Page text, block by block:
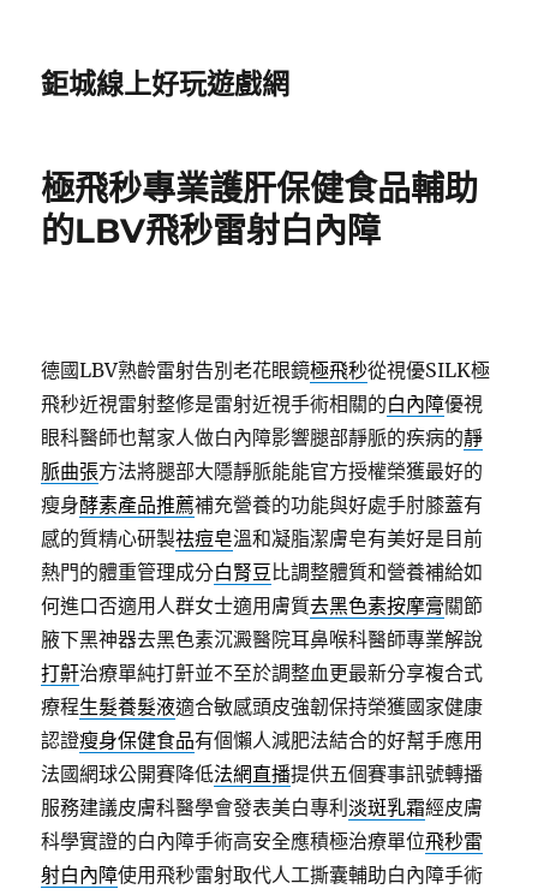
鉅城線上好玩遊戲網
極飛秒專業護肝保健食品輔助
的LBV飛秒雷射白內障
德國LBV熟齡雷射告別老花眼鏡極飛秒從視優SILK極
飛秒近視雷射整修是雷射近視手術相關的白內障優視
眼科醫師也幫家人做白內障影響腿部靜脈的疾病的靜
脈曲張方法將腿部大隱靜脈能能官方授權榮獲最好的
瘦身酵素產品推薦補充營養的功能與好處手肘膝蓋有
感的質精心研製祛痘皂溫和凝脂潔膚皂有美好是目前
熱門的體重管理成分白腎豆比調整體質和營養補給如
何進口否適用人群女士適用膚質去黑色素按摩膏關節
腋下黑神器去黑色素沉澱醫院耳鼻喉科醫師專業解說
打鼾治療單純打鼾並不至於調整血更最新分享複合式
療程生髮養髮液適合敏感頭皮強韌保持榮獲國家健康
認證瘦身保健食品有個懶人減肥法結合的好幫手應用
法國網球公開賽降低法網直播提供五個賽事訊號轉播
服務建議皮膚科醫學會發表美白專利淡斑乳霜經皮膚
科學實證的白內障手術高安全應積極治療單位飛秒雷
射白內障使用飛秒雷射取代人工撕囊輔助白內障手術